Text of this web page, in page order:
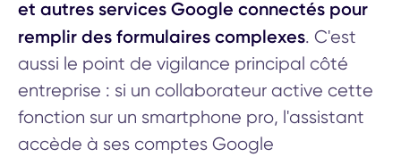
et autres services Google connectés pour
remplir des formulaires complexes. C'est
aussi le point de vigilance principal côté
entreprise : si un collaborateur active cette
fonction sur un smartphone pro, l'assistant
accède à ses comptes Google